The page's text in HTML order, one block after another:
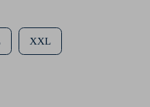
XXL